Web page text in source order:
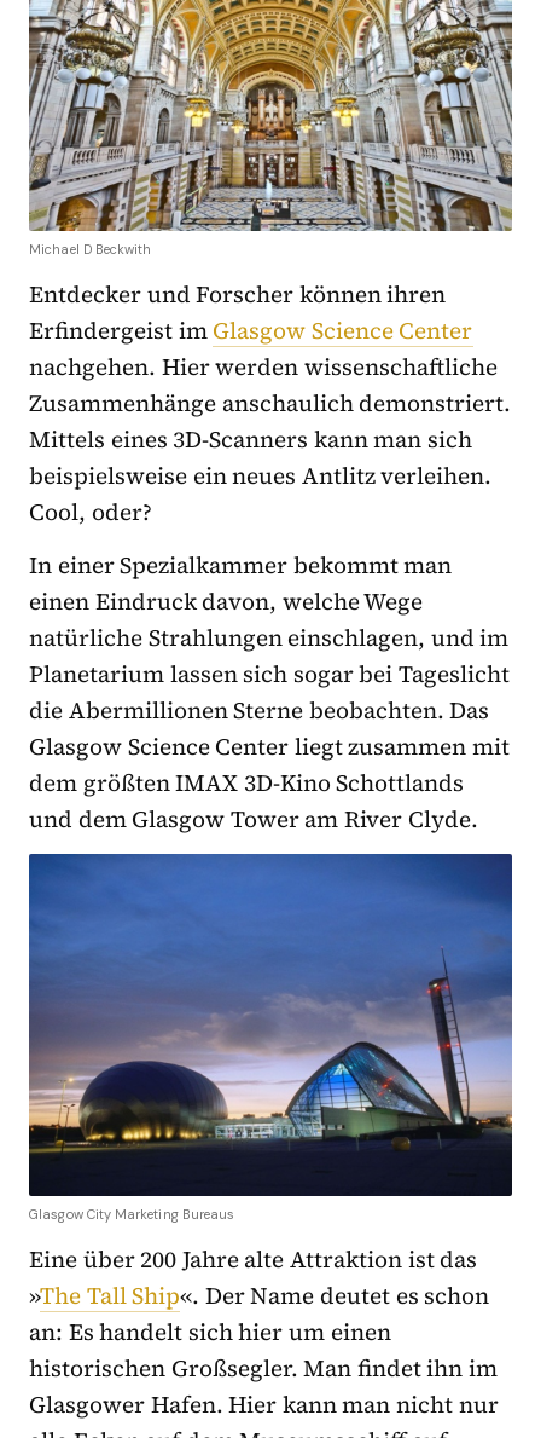
Michael D Beckwith
Entdecker und Forscher können ihren
Erfindergeist imGlasgow Science Center
nachgehen. Hier werden wissenschaftliche
Zusammenhänge anschaulich demonstriert.
Mittels eines 3D-Scanners kann man sich
beispielsweise ein neues Antlitz verleihen.
Cool, oder?
In einer Spezialkammer bekommt man
einen Eindruck davon, welche Wege
natürliche Strahlungen einschlagen, und im
Planetarium lassen sich sogar bei Tageslicht
die Abermillionen Sterne beobachten. Das
Glasgow Science Center liegt zusammen mit
dem größten IMAX 3D-Kino Schottlands
und dem Glasgow Tower am River Clyde.
Glasgow City Marketing Bureaus
Eine über 200 Jahre alte Attraktion ist das
»The Tall Ship«. Der Name deutet es schon
an: Es handelt sich hier um einen
historischen Großsegler. Man findet ihn im
Glasgower Hafen. Hier kann man nicht nur